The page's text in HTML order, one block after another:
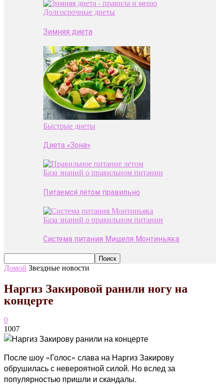
Долгосрочные диеты
Зимняя диета
Быстрые диеты
Диета «Зона»
База знаний о правильном питании
Питаемся летом правильно
База знаний о правильном питании
Система питания Мишеля Монтиньяка
Домой Звездные новости
Наргиз Закировой ранили ногу на
концерте
0
1007
После шоу «Голос» слава на Наргиз Закирову
обрушилась с невероятной силой. Но вслед за
популярностью пришли и скандалы.